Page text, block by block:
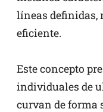
líneas definidas,
eficiente.
Este concepto
individuales de
curvan de forma